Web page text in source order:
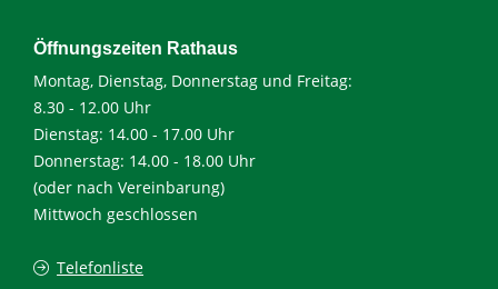
Öffnungszeiten Rathaus
Montag, Dienstag, Donnerstag und Freitag:
8.30 - 12.00 Uhr
Dienstag: 14.00 - 17.00 Uhr
Donnerstag: 14.00 - 18.00 Uhr
(oder nach Vereinbarung)
Mittwoch geschlossen
Telefonliste